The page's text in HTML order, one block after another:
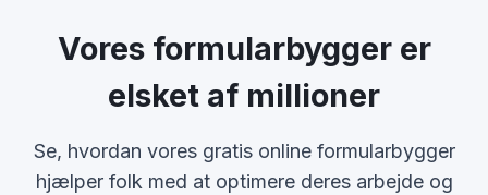
Vores formularbygger er
elsket af millioner
Se, hvordan vores gratis online formularbygger
hjælper folk med at optimere deres arbejde og